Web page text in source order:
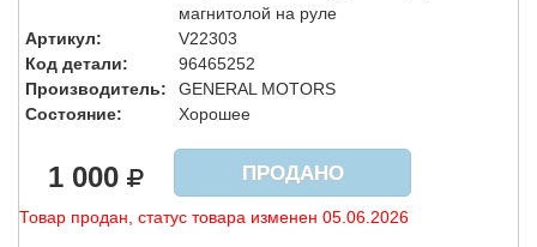
магнитолой на руле
Артикул:
V22303
Код детали:
96465252
Производитель:
GENERAL MOTORS
Состояние:
Хорошее
1 000 ПРОДАНО
Товар продан, статус товара изменен 05.06.2026